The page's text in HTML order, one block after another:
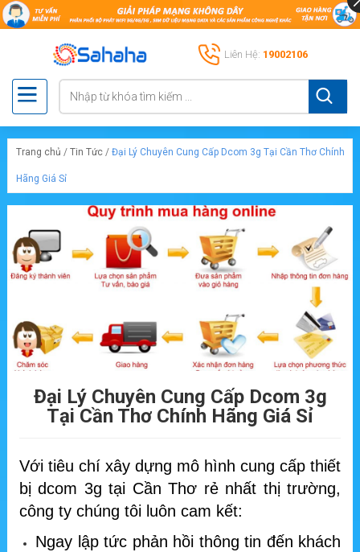
Liên Hệ: 19002106
Trang chủ / Tin Tức / Đại Lý Chuyên Cung Cấp Dcom 3g Tại Cần Thơ Chính
Hãng Giá Sỉ
Đại Lý Chuyên Cung Cấp Dcom 3g
Tại Cần Thơ Chính Hãng Giá Sỉ
Với tiêu chí xây dựng mô hình cung cấp thiết
bị dcom 3g tại Cần Thơ rẻ nhất thị trường,
công ty chúng tôi luôn cam kết:
Ngay lập tức phản hồi thông tin đến khách